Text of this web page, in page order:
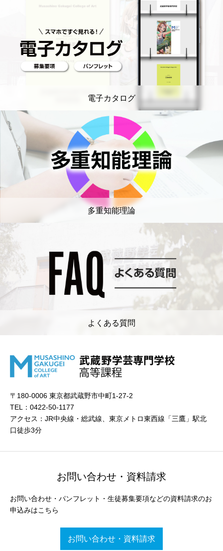
電子カタログ
多重知能理論
よくある質問
〒180-0006 東京都武蔵野市中町1-27-2
TEL：0422-50-1177
アクセス：JR中央線・総武線、東京メトロ東西線「三鷹」駅北
口徒歩3分
お問い合わせ・資料請求
お問い合わせ・パンフレット・生徒募集要項などの資料請求のお
申込みはこちら
お問い合わせ・資料請求